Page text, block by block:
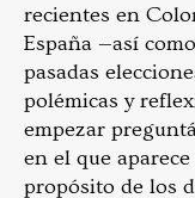
recientes en
España —así
pasadas
polémicas y
empezar
en el que
propósito de los